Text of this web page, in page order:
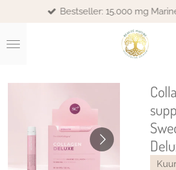
naar
de
Bestseller: 15.000 mg